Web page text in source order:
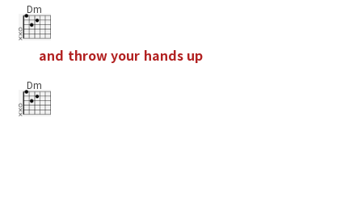
Dm
and throwyour hands up
Dm